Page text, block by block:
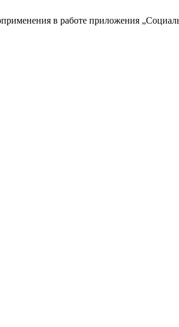
в работе приложения